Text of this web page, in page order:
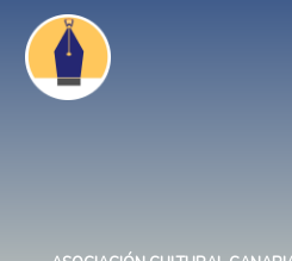
Pasar
contenido
principal